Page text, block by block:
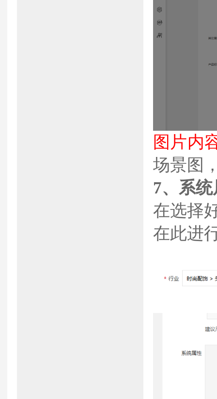
图片内
场景图
7、 系
在选择
在此进